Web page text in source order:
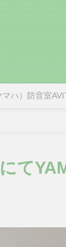
マハ）防音室
て